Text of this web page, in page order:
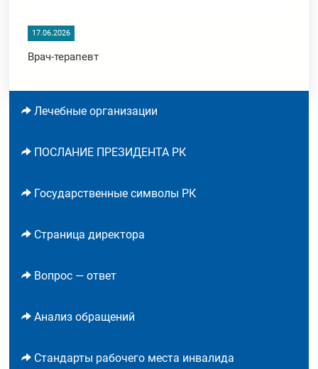
17.06.2026
Врач-терапевт
Лечебные организации
ПОСЛАНИЕ ПРЕЗИДЕНТА РК
Государственные символы РК
Страница директора
Вопрос — ответ
Анализ обращений
Стандарты рабочего места инвалида